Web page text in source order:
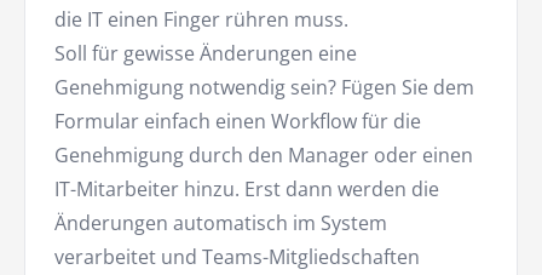
die IT einen Finger rühren muss.
Soll für gewisse Änderungen eine
Genehmigung notwendig sein? Fügen Sie dem
Formular einfach einen Workflow für die
Genehmigung durch den Manager oder einen
IT-Mitarbeiter hinzu. Erst dann werden die
Änderungen automatisch im System
verarbeitet und Teams-Mitgliedschaften